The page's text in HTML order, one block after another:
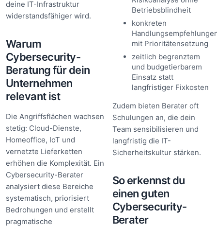
deine IT-Infrastruktur
widerstandsfähiger wird.
Warum
Cybersecurity-
Beratung für dein
Unternehmen
relevant ist
Die Angriffsflächen wachsen
stetig: Cloud-Dienste,
Homeoffice, IoT und
vernetzte Lieferketten
erhöhen die Komplexität. Ein
Cybersecurity-Berater
analysiert diese Bereiche
systematisch, priorisiert
Bedrohungen und erstellt
pragmatische
Betriebsblindheit
konkreten
mit Prioritätensetzung
zeitlich begrenztem
und budgetierbarem
Einsatz statt
langfristiger Fixkosten
Zudem bieten Berater oft
Schulungen an, die dein
Team sensibilisieren und
langfristig die IT-
Sicherheitskultur stärken.
So erkennst du
einen guten
Cybersecurity-
Berater